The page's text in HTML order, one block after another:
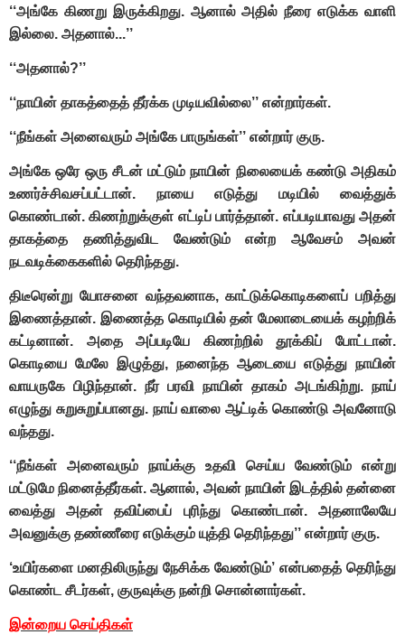
‘‘அங்கே கிணறு இருக்கிறது. ஆனால் அதில் நீரை எடுக்க வாளி
இல்லை. அதனால்...’’
‘‘அதனால்?’’
‘‘நாயின் தாகத்தைத் தீர்க்க முடியவில்லை’’ என்றார்கள்.
‘‘நீங்கள் அனைவரும் அங்கே பாருங்கள்’’ என்றார் குரு.
அங்கே ஒரே ஒரு சீடன் மட்டும் நாயின் நிலையைக் கண்டு அதிகம்
உணர்ச்சிவசப்பட்டான். நாயை எடுத்து மடியில் வைத்துக்
கொண்டான். கிணற்றுக்குள் எட்டிப் பார்த்தான். எப்படியாவது அதன்
தாகத்தை தணித்துவிட வேண்டும் என்ற ஆவேசம் அவன்
நடவடிக்கைகளில் தெரிந்தது.
திடீரென்று யோசனை வந்தவனாக, காட்டுக்கொடிகளைப் பறித்து
இணைத்தான். இணைத்த கொடியில் தன் மேலாடையைக் கழற்றிக்
கட்டினான். அதை அப்படியே கிணற்றில் தூக்கிப் போட்டான்.
கொடியை மேலே இழுத்து, நனைந்த ஆடையை எடுத்து நாயின்
வாயருகே பிழிந்தான். நீர் பரவி நாயின் தாகம் அடங்கிற்று. நாய்
எழுந்து சுறுசுறுப்பானது. நாய் வாலை ஆட்டிக் கொண்டு அவனோடு
வந்தது.
‘‘நீங்கள் அனைவரும் நாய்க்கு உதவி செய்ய வேண்டும் என்று
மட்டுமே நினைத்தீர்கள். ஆனால், அவன் நாயின் இடத்தில் தன்னை
வைத்து அதன் தவிப்பைப் புரிந்து கொண்டான். அதனாலேயே
அவனுக்கு தண்ணீரை எடுக்கும் யுத்தி தெரிந்தது’’ என்றார் குரு.
‘உயிர்களை மனதிலிருந்து நேசிக்க வேண்டும்’ என்பதைத் தெரிந்து
கொண்ட சீடர்கள், குருவுக்கு நன்றி சொன்னார்கள்.
இன்றைய செய்திகள்